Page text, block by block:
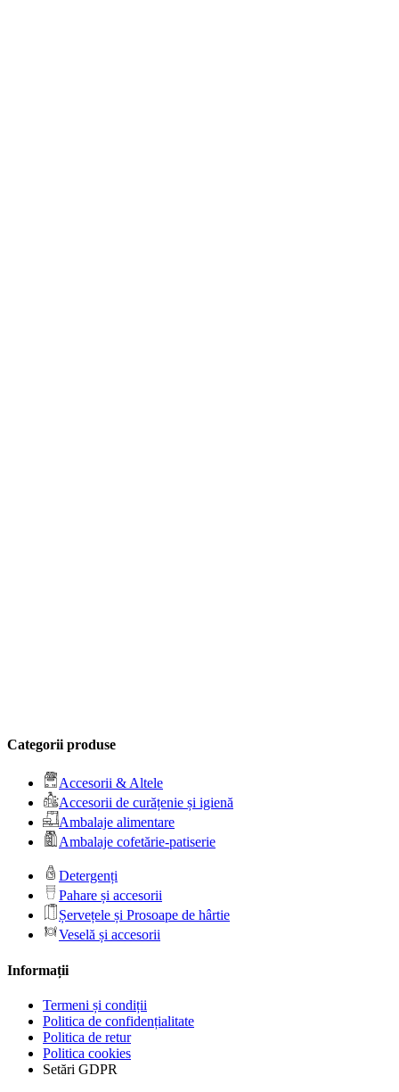
Categorii produse
Accesorii & Altele
Accesorii de curățenie și igienă
Ambalaje alimentare
Ambalaje cofetărie-patiserie
Detergenți
Pahare și accesorii
Șervețele și Prosoape de hârtie
Veselă și accesorii
Informații
Termeni și condiții
Politica de confidențialitate
Politica de retur
Politica cookies
Setări GDPR